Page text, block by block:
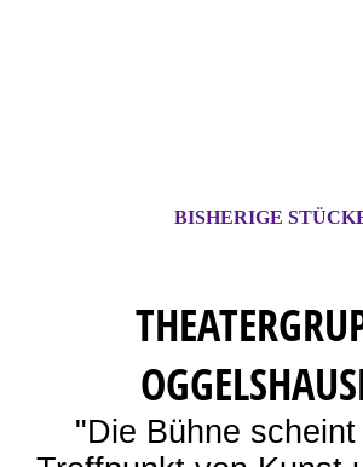
BISHERIGE
"Die Bühne